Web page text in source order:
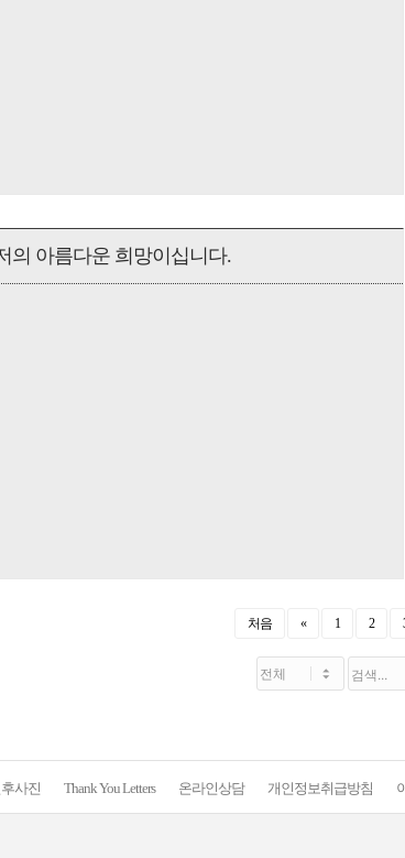
의 아름다운 희망이십니다.
처음 « 1 2
사진 Thank You Letters 온라인상담 개인정보취급방침